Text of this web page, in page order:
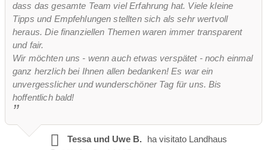
dass das gesamte Team viel Erfahrung hat. Viele kleine
Tipps und Empfehlungen stellten sich als sehr wertvoll
heraus. Die finanziellen Themen waren immer transparent
und fair.
Wir möchten uns - wenn auch etwas verspätet - noch einmal
ganz herzlich bei Ihnen allen bedanken! Es war ein
unvergesslicher und wunderschöner Tag für uns. Bis
hoffentlich bald!
Tessa und Uwe B. ha visitato Landhaus